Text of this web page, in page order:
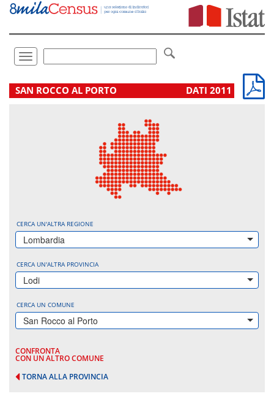
Vai
direttamente
Toggle
navigation
.
SAN ROCCO AL PORTO DATI 2011
CERCA UN'ALTRA REGIONE
Lombardia
CERCA UN'ALTRA PROVINCIA
Lodi
CERCA UN COMUNE
San Rocco al Porto
CONFRONTA
CON UN ALTRO COMUNE
TORNA ALLA PROVINCIA